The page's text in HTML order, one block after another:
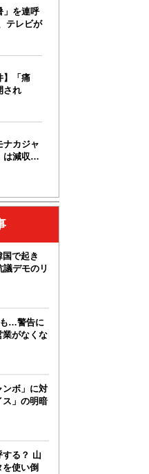
」を連呼
テレビが
】「痛
され
ナカジャ
は減収…
で起き
議デモのリ
…警告に
がなくな
ボ」に対
」の明暗
する？ 山
使い倒